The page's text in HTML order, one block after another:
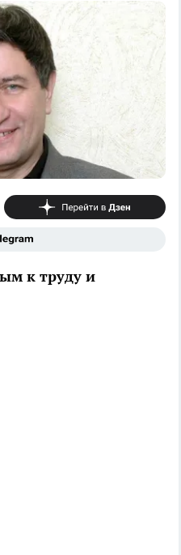
к труду и